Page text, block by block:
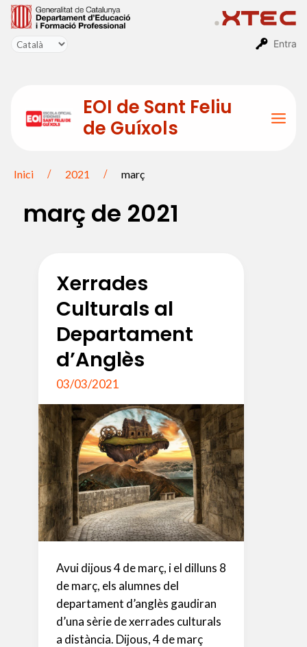
Entra
Vés
contingut
EOI de Sant Feliu
de Guíxols
Inici 2021 març
març de 2021
Xerrades
Culturals al
Departament
d’Anglès
03/03/2021
Avui dijous 4 de març, i el dilluns 8
de març, els alumnes del
departament d’anglès gaudiran
d’una sèrie de xerrades culturals
a distància. Dijous, 4 de març